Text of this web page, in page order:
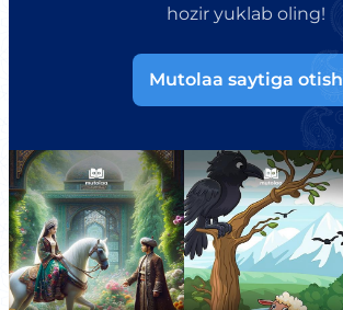
hozir yuklab oling!
Mutolaa saytiga otish